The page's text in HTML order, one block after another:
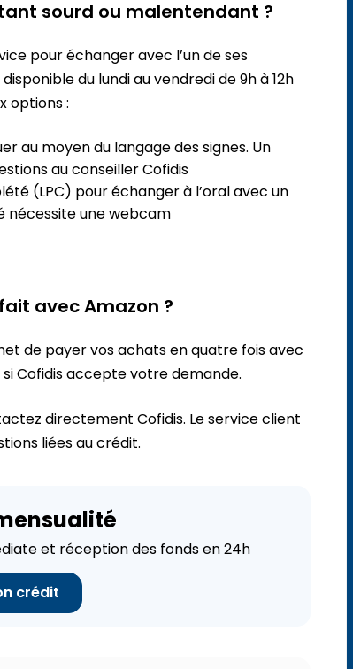
sourd ou malentendant ?
pour échanger avec l’un de ses
du lundi au vendredi de 9h à 12h
options :
au moyen du langage des signes. Un
au conseiller Cofidis
(LPC) pour échanger à l’oral avec un
nécessite une webcam
avec Amazon ?
de payer vos achats en quatre fois avec
Cofidis accepte votre demande.
directement Cofidis. Le service client
liées au crédit.
et réception des fonds en 24h
crédit